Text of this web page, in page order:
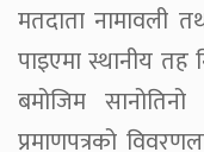
मतदाता नामावली
पाइएमा स्थानीय तह
बमोजिम
प्रमाणपत्रको